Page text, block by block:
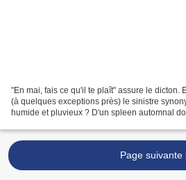
"En mai, fais ce qu'il te plaît" assure le dicton.
(à quelques exceptions près) le sinistre
humide et pluvieux ? D'un spleen automnal
Page suivante